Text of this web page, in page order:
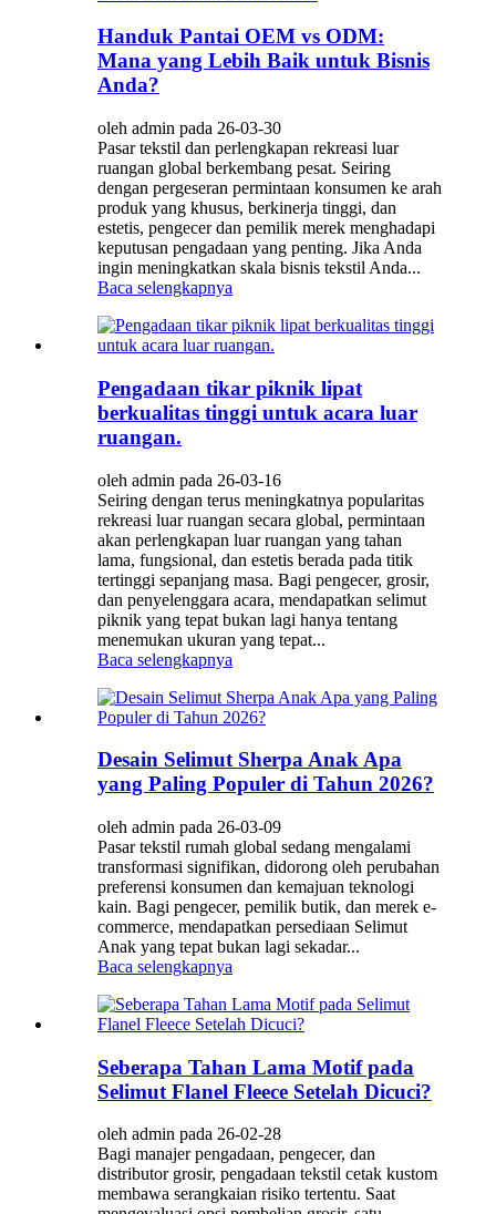
Handuk Pantai OEM vs ODM:
Mana yang Lebih Baik untuk Bisnis
Anda?
oleh admin pada 26-03-30
Pasar tekstil dan perlengkapan rekreasi luar
ruangan global berkembang pesat. Seiring
dengan pergeseran permintaan konsumen ke arah
produk yang khusus, berkinerja tinggi, dan
estetis, pengecer dan pemilik merek menghadapi
keputusan pengadaan yang penting. Jika Anda
ingin meningkatkan skala bisnis tekstil Anda...
Baca selengkapnya
Pengadaan tikar piknik lipat
berkualitas tinggi untuk acara luar
ruangan.
oleh admin pada 26-03-16
Seiring dengan terus meningkatnya popularitas
rekreasi luar ruangan secara global, permintaan
akan perlengkapan luar ruangan yang tahan
lama, fungsional, dan estetis berada pada titik
tertinggi sepanjang masa. Bagi pengecer, grosir,
dan penyelenggara acara, mendapatkan selimut
piknik yang tepat bukan lagi hanya tentang
menemukan ukuran yang tepat...
Baca selengkapnya
Desain Selimut Sherpa Anak Apa
yang Paling Populer di Tahun 2026?
oleh admin pada 26-03-09
Pasar tekstil rumah global sedang mengalami
transformasi signifikan, didorong oleh perubahan
preferensi konsumen dan kemajuan teknologi
kain. Bagi pengecer, pemilik butik, dan merek e-
commerce, mendapatkan persediaan Selimut
Anak yang tepat bukan lagi sekadar...
Baca selengkapnya
Seberapa Tahan Lama Motif pada
Selimut Flanel Fleece Setelah Dicuci?
oleh admin pada 26-02-28
Bagi manajer pengadaan, pengecer, dan
distributor grosir, pengadaan tekstil cetak kustom
membawa serangkaian risiko tertentu. Saat